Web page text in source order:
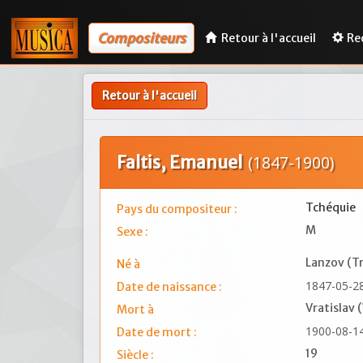
Compositeurs Retour à l'accueil
Retour à l'accueil
Faltis, Emanuel (1847-1900)
Pays du compositeur :
Tchéquie
Sexe :
M
Né à
Lanzov
Date de naissance :
1847-05-
Mort à
Vratislav
Date de mort :
1900-08-
Siècle : 19